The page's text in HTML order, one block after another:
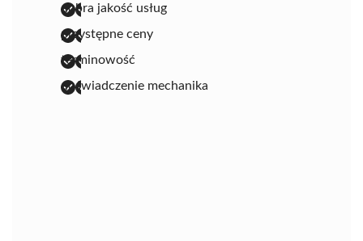
dobra jakość usług
przystępne ceny
terminowość
doświadczenie mechanika